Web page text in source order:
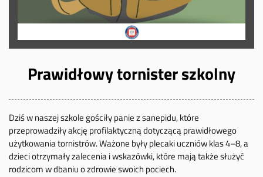
Prawidłowy tornister szkolny
Dziś w naszej szkole gościły panie z sanepidu, które
przeprowadziły akcję profilaktyczną dotyczącą prawidłowego
użytkowania tornistrów. Ważone były plecaki uczniów klas 4–8, a
dzieci otrzymały zalecenia i wskazówki, które mają także służyć
rodzicom w dbaniu o zdrowie swoich pociech.